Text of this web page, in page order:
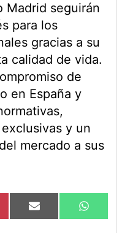
Madrid seguirán
para los
gracias a su
calidad de vida.
de
en España y
y un
mercado a sus
Compartir
en
Email
en